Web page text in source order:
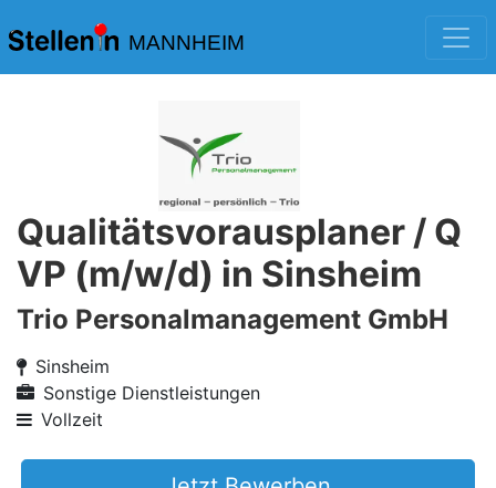
MANNHEIM
Qualitätsvorausplaner / Q
VP (m/w/d) in Sinsheim
Trio Personalmanagement GmbH
Sinsheim
Sonstige Dienstleistungen
Vollzeit